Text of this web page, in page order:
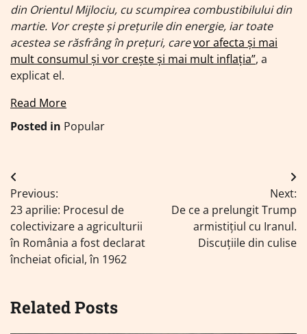
din Orientul Mijlociu, cu scumpirea combustibilului din
martie. Vor crește și prețurile din energie, iar toate
acestea se răsfrâng în prețuri, carevor afecta și mai
mult consumul și vor crește și mai mult inflația”, a
explicat el.
Read More
Posted in Popular
Navigare
în
articole
Previous:
23 aprilie: Procesul de
colectivizare a agriculturii
în România a fost declarat
încheiat oficial, în 1962
Next:
De ce a prelungit Trump
armistițiul cu Iranul.
Discuțiile din culise
Related Posts